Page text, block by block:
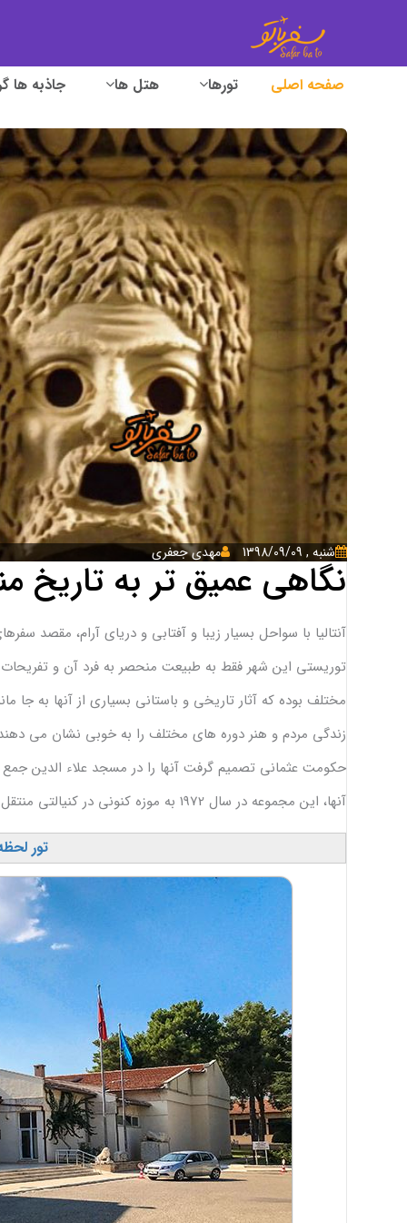
صفحه اصلی تورها هتل ها جاذبه ها
شنبه , 1398/09/09 مهدی جعفری
نگاهی عمیق تر به تاریخ
آنتالیا با سواحل بسیار زیبا و آفتابی و دریای آرام،
توریستی این شهر فقط به طبیعت منحصر به فرد آن و
مختلف بوده که آثار تاریخی و باستانی بسیاری از آنها به
حکومت عثمانی تصمیم گرفت آنها را در مسجد علاء الدین جمع
آنها، این مجموعه در سال 1972 به موزه کنونی در کنیالتی منتقل شد و نام
تور